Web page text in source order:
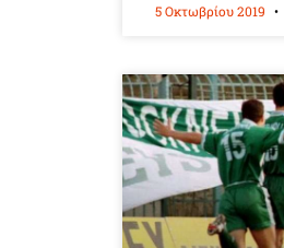
5 Οκτωβρίου 2019